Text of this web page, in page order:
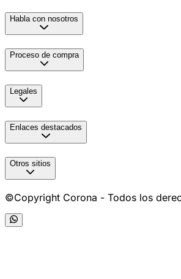
Habla con nosotros
Proceso de compra
Legales
Enlaces destacados
Otros sitios
©Copyright Corona - Todos los